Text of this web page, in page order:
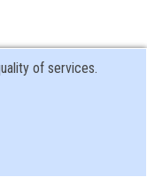
of services.